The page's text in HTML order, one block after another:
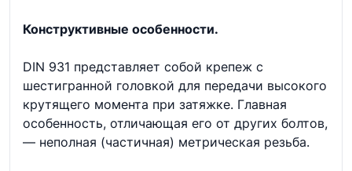
Конструктивные особенности.
DIN 931 представляет собой крепеж с
шестигранной головкой для передачи высокого
крутящего момента при затяжке. Главная
особенность, отличающая его от других болтов,
— неполная (частичная) метрическая резьба.